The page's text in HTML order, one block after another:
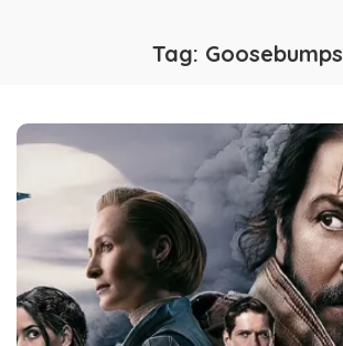
Tag: Goosebumps